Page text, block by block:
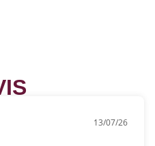
13/07/26